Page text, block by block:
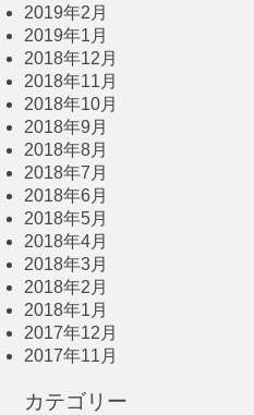
2019年2月
2019年1月
2018年12月
2018年11月
2018年10月
2018年9月
2018年8月
2018年7月
2018年6月
2018年5月
2018年4月
2018年3月
2018年2月
2018年1月
2017年12月
2017年11月
カテゴリー